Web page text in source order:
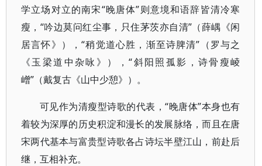
学立场对立的南宋“晚唐体”则意境和语辞皆清冷寒
瘦，“吟边莫问红尘事，只住茅茨亦自清”（薛嵎《闲
居言怀》），“稍觉道心胜，渐至诗脾清”（罗与之
《玉梁道中杂咏》），“斜阳照孤影，诗骨瘦崚
嶒”（戴复古《山中少憩》）。
可见作为清瘦型诗歌的代表，“晚唐体”本身也有
着较为深厚的历史积淀和漫长的发展脉络，而且在唐
宋两代基本与富贵型诗歌各占诗坛半壁江山，前赴后
继，互相补充。